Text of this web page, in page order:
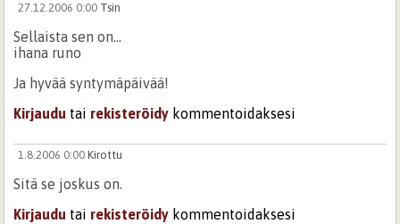
27.12.2006 0:00 Tsin
Sellaista sen on...
ihana runo
Ja hyvää syntymäpäivää!
Kirjaudu tai rekisteröidy kommentoidaksesi
1.8.2006 0:00 Kirottu
Sitä se joskus on.
Kirjaudu tai rekisteröidy kommentoidaksesi